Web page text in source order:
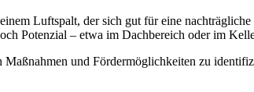
Luftspalt, der sich gut für eine
Potenzial – etwa im Dachbereich oder im
und Fördermöglichkeiten zu